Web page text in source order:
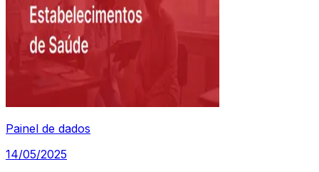
Painel de dados
14/05/2025